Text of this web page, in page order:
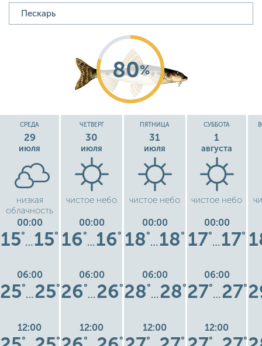
80%
СРЕДА
29
июля
низкая
облачность
00:00
15°
…15°
06:00
25°
…25°
12:00
° °
ЧЕТВЕРГ
30
июля
чистое небо
00:00
16°
…16°
06:00
26°
…26°
12:00
° °
ПЯТНИЦА
31
июля
чистое небо
00:00
18°
…18°
06:00
28°
…28°
12:00
° °
СУББОТА
1
августа
чистое небо
00:00
17°
…17°
06:00
27°
…27°
12:00
° °